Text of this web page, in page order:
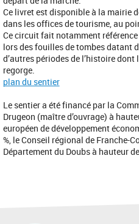
Ce livret est disponible à la mairie
dans les offices de tourisme, au
Ce circuit fait notamment
lors des fouilles de tombes datant
d’autres périodes de l’histoire
regorge.
plan du sentier
Le sentier a été financé par la
Drugeon (maître d’ouvrage) à
européen de développement
%, le Conseil régional de Franche-
Département du Doubs à hauteur de